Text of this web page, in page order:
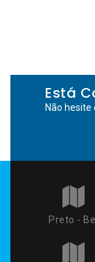
Está
Não hesite
Preto -